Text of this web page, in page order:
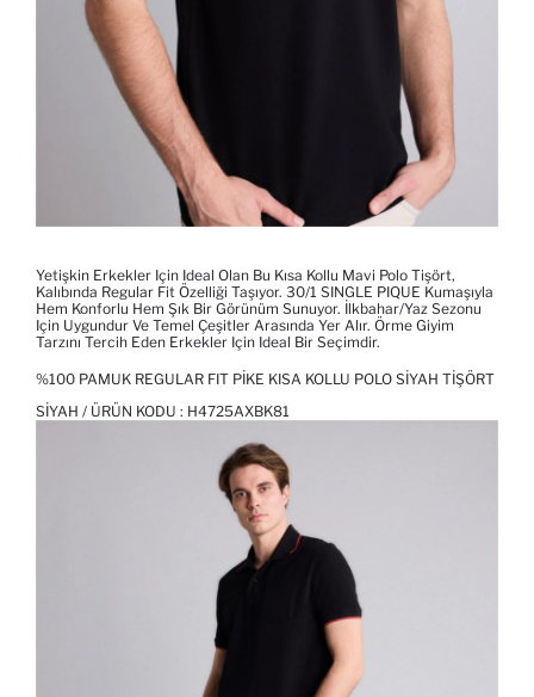
Yetişkin Erkekler Için Ideal Olan Bu Kısa Kollu Mavi Polo Tişört,
Kalıbında Regular Fit Özelliği Taşıyor. 30/1 SINGLE PIQUE Kumaşıyla
Hem Konforlu Hem Şık Bir Görünüm Sunuyor. İlkbahar/Yaz Sezonu
Için Uygundur Ve Temel Çeşitler Arasında Yer Alır. Örme Giyim
Tarzını Tercih Eden Erkekler Için Ideal Bir Seçimdir.
%100 PAMUK REGULAR FIT PIKE KISA KOLLU POLO SIYAH TIŞÖRT
SIYAH / ÜRÜN KODU : H4725AXBK81